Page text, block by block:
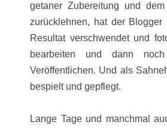
getaner Zubereitung und
zurücklehnen, hat der
Resultat verschwendet und
bearbeiten und dann
Veröffentlichen. Und als
bespielt und gepflegt.
Lange Tage und manchmal